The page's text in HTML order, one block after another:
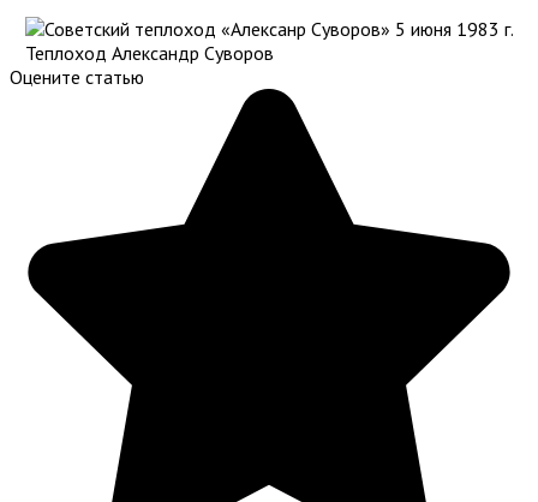
Теплоход Александр Суворов
Оцените статью